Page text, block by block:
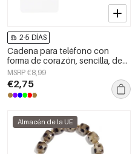
2-5 DÍAS
Cadena para teléfono con
forma de corazón, sencilla, de
acrílico, accesorio diario.
MSRP €8,99
€2,75
Almacén de la UE